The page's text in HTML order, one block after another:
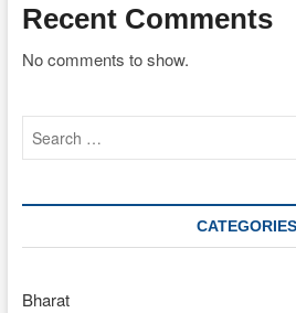
Recent Comments
No comments to show.
CATEGORIES
Bharat